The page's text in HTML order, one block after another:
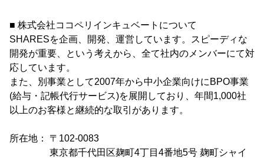
■ 株式会社ココペリインキュベートについて
SHARESを企画、開発、運営しています。スピーディな
開発が重要、という考えから、全て社内のメンバーにて対
応しています。
また、別事業として2007年から中小企業向けにBPO事業
(給与・記帳代行サービス)を展開しており、年間1,000社
以上のお客様と継続的な取引があります。
所在地： 〒102-0083
東京都千代田区麹町4丁目4番地5号 麹町シャイ